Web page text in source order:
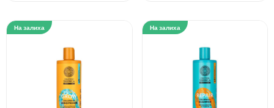
На залиха На залиха